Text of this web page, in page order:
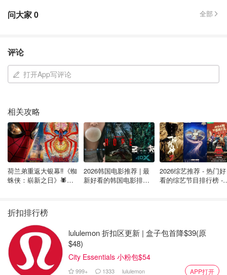
Cap ex-North America index ETF）
Vanguard FTSE新兴市场全股指数
ETF（Vanguard FTSE Emerging Markets
VEE
ETF
BMO S&P/TSX综合指数ETF（BMO
S&P/TSX Capped Composite Index ETF）
iShares核心S&P/TSX综合指数
ETF（iShares Core S&P/TSX Capped
Composite Index ETF）
XIC
加拿大股
票ETF
Vanguard FTSE加拿大全股ETF（Vanguard
VCN
加拿大股
ETF（iShares Core S&P U.S. Total Market
Vanguard S&P 500指数ETF（Vanguard
S&P 500 Index ETF）
问大家0 全部
评论
打开App写评论
相关攻略
荷兰弟重返大银幕‼️《蜘
蛛侠：崭新之日》🕷️北
2026韩国电影推荐 | 最
新好看的韩国电影排行
2026综艺推荐 - 热门好
看的综艺节目排行榜 -
折扣排行榜
lululemon 折扣区更新 | 盒子包首降$39(原
$48)
City Essentials 小粉包$54
999+ 1333 lululemon APP打开